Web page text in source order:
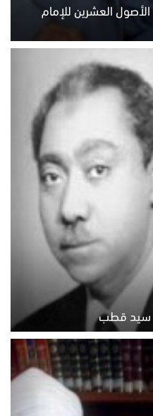
العشرين للإمام
سيد قطب